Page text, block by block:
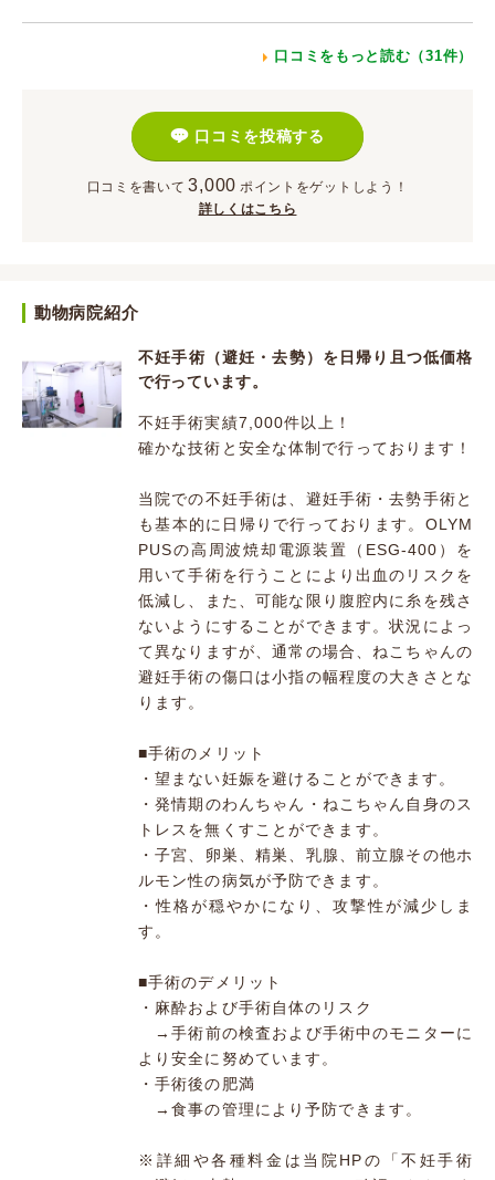
口コミをもっと読む（31件）
口コミを投稿する
口コミを書いて 3,000 ポイント をゲットしよう！
詳しくはこちら
動物病院紹介
不妊手術（避妊・去勢）を日帰り且つ低価格
で行っています。
不妊手術実績7,000件以上！
確かな技術と安全な体制で行っております！
当院での不妊手術は、避妊手術・去勢手術と
も基本的に日帰りで行っております。OLYM
PUSの高周波焼却電源装置（ESG-400）を
用いて手術を行うことにより出血のリスクを
低減し、また、可能な限り腹腔内に糸を残さ
ないようにすることができます。状況によっ
て異なりますが、通常の場合、ねこちゃんの
避妊手術の傷口は小指の幅程度の大きさとな
ります。
■手術のメリット
・望まない妊娠を避けることができます。
・発情期のわんちゃん・ねこちゃん自身のス
トレスを無くすことができます。
・子宮、卵巣、精巣、乳腺、前立腺その他ホ
ルモン性の病気が予防できます。
・性格が穏やかになり、攻撃性が減少しま
す。
■手術のデメリット
・麻酔および手術自体のリスク
→手術前の検査および手術中のモニターに
より安全に努めています。
・手術後の肥満
→食事の管理により予防できます。
※詳細や各種料金は当院HPの「不妊手術